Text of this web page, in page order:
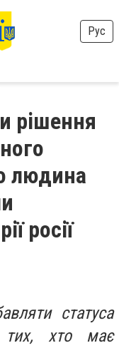
Рус
рішення
людина
росії
статуса
тих, хто має